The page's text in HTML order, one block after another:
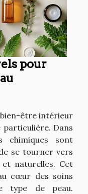
pour
être intérieur
Dans
chimiques sont
se tourner vers
naturelles. Cet
cœur des soins
type de peau.